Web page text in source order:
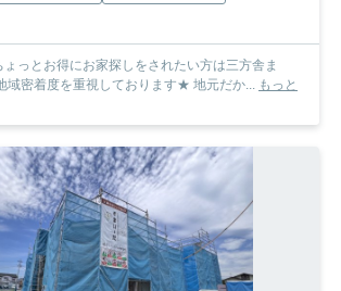
っとお得にお家探しをされたい方は三方舎ま
は地域密着度を重視しております★ 地元だか... もっと